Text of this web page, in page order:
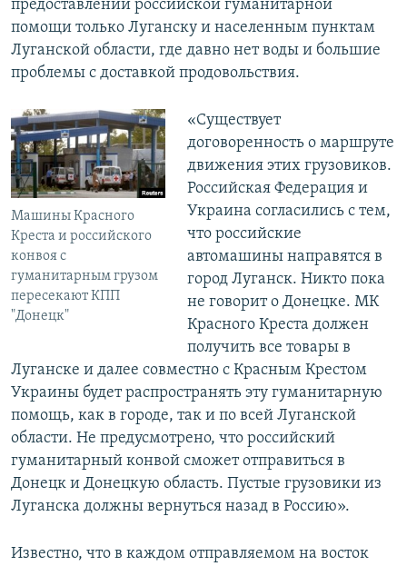
предоставлении российской гуманитарной
помощи только Луганску и населенным пунктам
Луганской области, где давно нет воды и большие
проблемы с доставкой продовольствия.
Машины Красного
Креста и российского
конвоя с
гуманитарным грузом
пересекают КПП
"Донецк"
«Существует
договоренность о маршруте
движения этих грузовиков.
Российская Федерация и
Украина согласились с тем,
что российские
автомашины направятся в
город Луганск. Никто пока
не говорит о Донецке. МК
Красного Креста должен
получить все товары в
Луганске и далее совместно с Красным Крестом
Украины будет распространять эту гуманитарную
помощь, как в городе, так и по всей Луганской
области. Не предусмотрено, что российский
гуманитарный конвой сможет отправиться в
Донецк и Донецкую область. Пустые грузовики из
Луганска должны вернуться назад в Россию».
Известно, что в каждом отправляемом на восток